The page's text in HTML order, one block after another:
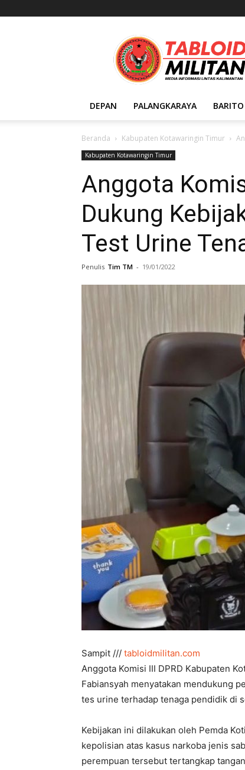
Tabloid
Militan
DEPAN PALANGKARAYA
Beranda Kabupaten Kotawaringin Timur
Kabupaten Kotawaringin Timur
Anggota
Dukung
Test Urine
Penulis Tim TM - 19/01/2022
Sampit /// tabloidmilitan.com
Anggota Komisi III DPRD Kabupaten
Fabiansyah menyatakan mendukung
tes urine terhadap tenaga pendidik di
Kebijakan ini dilakukan oleh Pemda
kepolisian atas kasus narkoba jenis
perempuan tersebut tertangkap